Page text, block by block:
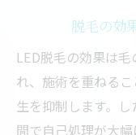
脱毛の効
LED脱毛の効果は
れ、施術を重ねる
生を抑制します。
間で自己処理が大幅